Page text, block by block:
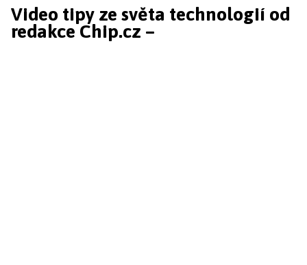
Video tipy ze světa technologií od
redakce Chip.cz –